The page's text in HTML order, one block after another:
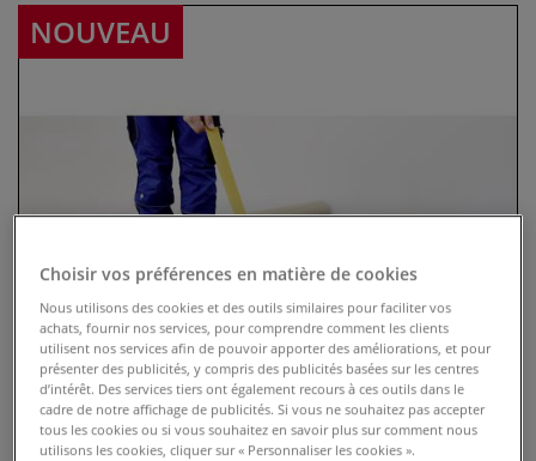
NOUVEAU
Choisir vos préférences en matière de cookies
Nous utilisons des cookies et des outils similaires pour faciliter vos
achats, fournir nos services, pour comprendre comment les clients
utilisent nos services afin de pouvoir apporter des améliorations, et pour
présenter des publicités, y compris des publicités basées sur les centres
d’intérêt. Des services tiers ont également recours à ces outils dans le
cadre de notre affichage de publicités. Si vous ne souhaitez pas accepter
tous les cookies ou si vous souhaitez en savoir plus sur comment nous
utilisons les cookies, cliquer sur « Personnaliser les cookies ».